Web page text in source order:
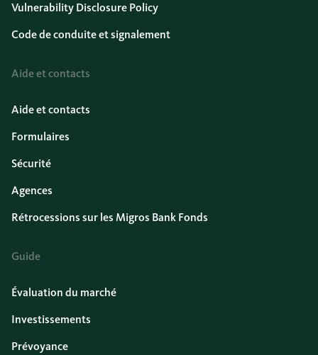
Vulnerability Disclosure Policy
Code de conduite et signalement
Aide et contacts
Aide et contacts
Formulaires
Sécurité
Agences
Rétrocessions sur les Migros Bank Fonds
Guide
Évaluation du marché
Investissements
Prévoyance